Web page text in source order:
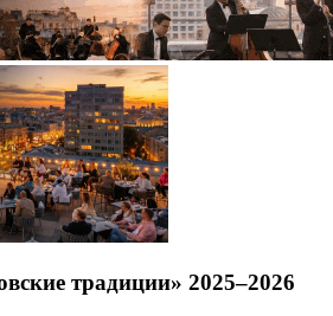
традиции» 2025–2026